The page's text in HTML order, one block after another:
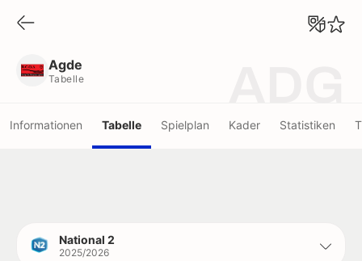
Agde
Tabelle
Informationen Tabelle Spielplan Kader Statistiken
National 2
2025/2026